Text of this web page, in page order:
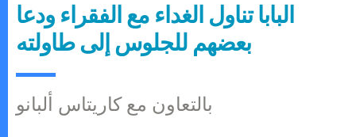
البابا تناول الغداء مع الفقراء ودعا
بعضهم للجلوس إلى طاولته
بالتعاون مع كاريتاس ألبانو